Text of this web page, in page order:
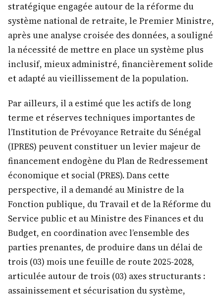
stratégique engagée autour de la réforme du
système national de retraite, le Premier Ministre,
après une analyse croisée des données, a souligné
la nécessité de mettre en place un système plus
inclusif, mieux administré, financièrement solide
et adapté au vieillissement de la population.
Par ailleurs, il a estimé que les actifs de long
terme et réserves techniques importantes de
l’Institution de Prévoyance Retraite du Sénégal
(IPRES) peuvent constituer un levier majeur de
financement endogène du Plan de Redressement
économique et social (PRES). Dans cette
perspective, il a demandé au Ministre de la
Fonction publique, du Travail et de la Réforme du
Service public et au Ministre des Finances et du
Budget, en coordination avec l’ensemble des
parties prenantes, de produire dans un délai de
trois (03) mois une feuille de route 2025-2028,
articulée autour de trois (03) axes structurants :
assainissement et sécurisation du système,